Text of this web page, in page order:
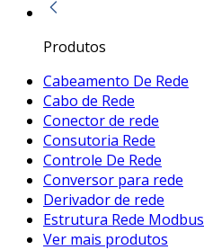
Produtos
Cabeamento De Rede
Cabo de Rede
Conector de rede
Consutoria Rede
Controle De Rede
Conversor para rede
Derivador de rede
Estrutura Rede Modbus
Ver mais produtos